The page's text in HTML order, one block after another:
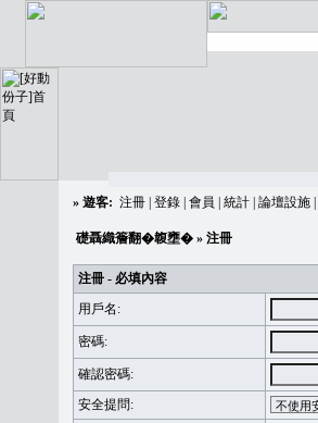
» 遊客: 注冊 登錄 會員 統計 論壇設施
礎聶織簷翻�䪖壅� » 注冊
注冊 - 必填內容
用戶名:
密碼:
確認密碼:
安全提問: